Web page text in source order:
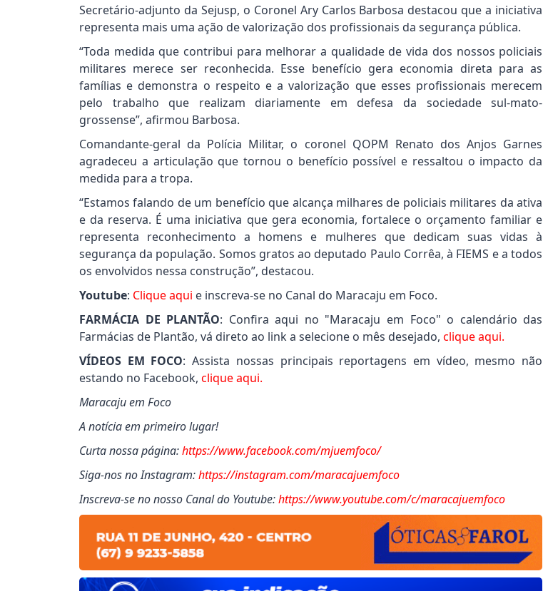
Secretário-adjunto da Sejusp, o Coronel Ary Carlos Barbosa destacou que a iniciativa
representa mais uma ação de valorização dos profissionais da segurança pública.
“Toda medida que contribui para melhorar a qualidade de vida dos nossos policiais
militares merece ser reconhecida. Esse benefício gera economia direta para as
famílias e demonstra o respeito e a valorização que esses profissionais merecem
pelo trabalho que realizam diariamente em defesa da sociedade sul-mato-
grossense”, afirmou Barbosa.
Comandante-geral da Polícia Militar, o coronel QOPM Renato dos Anjos Garnes
agradeceu a articulação que tornou o benefício possível e ressaltou o impacto da
medida para a tropa.
“Estamos falando de um benefício que alcança milhares de policiais militares da ativa
e da reserva. É uma iniciativa que gera economia, fortalece o orçamento familiar e
representa reconhecimento a homens e mulheres que dedicam suas vidas à
segurança da população. Somos gratos ao deputado Paulo Corrêa, à FIEMS e a todos
os envolvidos nessa construção”, destacou.
Youtube: Clique aqui e inscreva-se no Canal do Maracaju em Foco.
FARMÁCIA DE PLANTÃO: Confira aqui no "Maracaju em Foco" o calendário das
Farmácias de Plantão, vá direto ao link a selecione o mês desejado, clique aqui.
VÍDEOS EM FOCO: Assista nossas principais reportagens em vídeo, mesmo não
estando no Facebook, clique aqui.
Maracaju em Foco
A notícia em primeiro lugar!
Curta nossa página:https://www.facebook.com/mjuemfoco/
Siga-nos no Instagram:https://instagram.com/maracajuemfoco
Inscreva-se no nosso Canal do Youtube:https://www.youtube.com/c/maracajuemfoco
da Rede Municipal de Ensino Inauguração do Pronto Socorro de Rio Brilhante